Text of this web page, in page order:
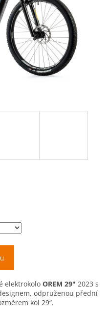
elektrokolo OREM 29" 2023 s
odpruženou přední
kol 29“.